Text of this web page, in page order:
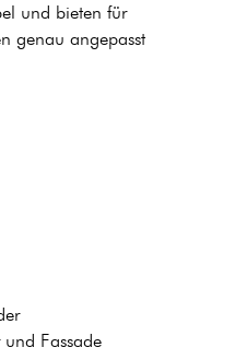
und bieten für
genau angepasst
Fassade